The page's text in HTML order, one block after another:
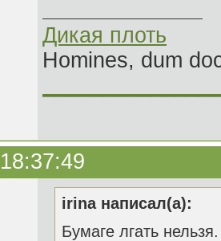
Дикая плоть
Homines, dum
irina написал(а):
Бумаге лгать нельзя.